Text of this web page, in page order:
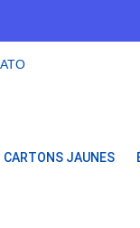
CARTONS JAUNES